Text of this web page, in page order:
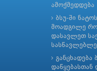
ამოქმედდება
ბსუ-ში
მოადგილე
დასავლეთ
განცხადება
დაწყებასთან